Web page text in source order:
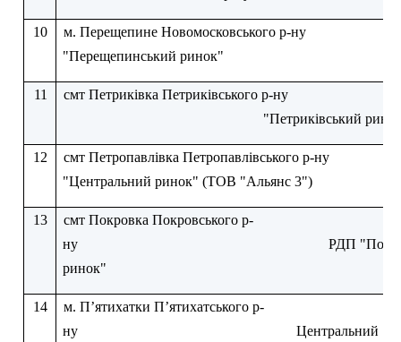
10
м. Перещепине Новомосковського р-ну
"Перещепинський ринок"
11
смт Петриківка Петриківського р-ну
"Петриківський
12
смт Петропавлівка Петропавлівського р-ну
"Центральний ринок" (ТОВ "Альянс 3")
13
смт Покровка Покровського р-
ну
РДП
ринок"
14
м. П’ятихатки П’ятихатського р-
ну
Центральний